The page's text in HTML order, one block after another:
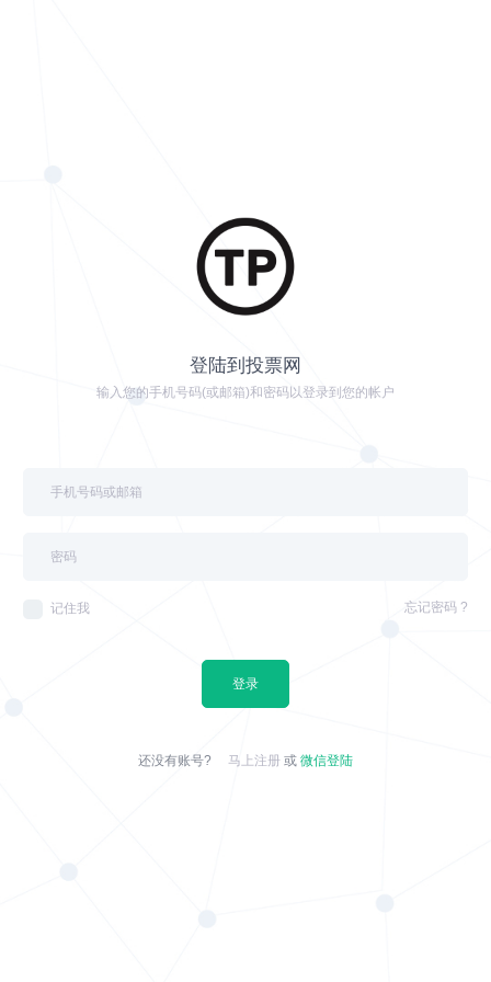
登陆到投票网
输入您的手机号码(或邮箱)和密码以登录到您的帐户
记住我 忘记密码 ?
登录
还没有账号? 马上注册 或 微信登陆